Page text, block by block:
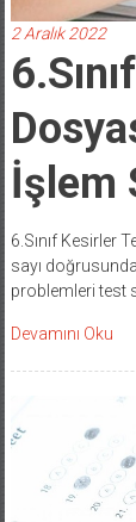
2 Aralık 2022
İşlem
6.Sınıf Kesirler
sayı
problemleri test
Devamını Oku